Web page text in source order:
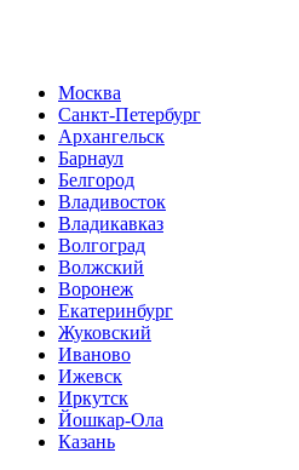
Москва
Санкт-Петербург
Архангельск
Барнаул
Белгород
Владивосток
Владикавказ
Волгоград
Волжский
Воронеж
Екатеринбург
Жуковский
Иваново
Ижевск
Иркутск
Йошкар-Ола
Казань